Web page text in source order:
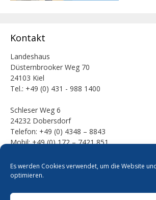
Es werden Cookies verwendet, um die Website
optimieren.
Kontakt
Landeshaus
Düsternbrooker Weg 70
24103 Kiel
Tel.: +49 (0) 431 - 988 1400
Schleser Weg 6
24232 Dobersdorf
Telefon: +49 (0) 4348 – 8843
Mobil: +49 (0) 172 – 7421 851
E-Mail:
mail [at] werner-kalinka [dot] de